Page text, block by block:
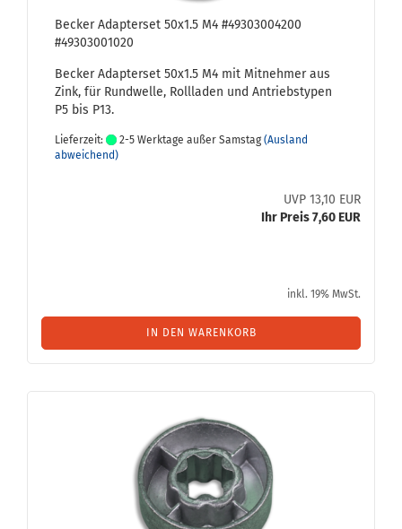
Be­cker Ad­ap­ter­set 50x1.5 M4 #49303004200
#49303001020
Be­cker Ad­ap­ter­set 50x1.5 M4 mit Mit­neh­mer aus
Zink, für Rund­wel­le, Roll­la­den und An­triebs­ty­pen
P5 bis P13.
Lieferzeit: 2-5 Werktage außer Samstag (Ausland
abweichend)
UVP 13,10 EUR
Ihr Preis 7,60 EUR
inkl. 19% MwSt.
IN DEN WARENKORB